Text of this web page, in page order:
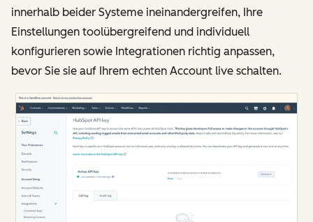
innerhalb beider Systeme ineinandergreifen, Ihre
Einstellungen toolübergreifend und individuell
konfigurieren sowie Integrationen richtig anpassen,
bevor Sie sie auf Ihrem echten Account live schalten.